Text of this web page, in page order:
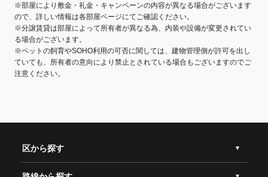
※部屋により敷金・礼金・キャンペーンの内容が異なる場合がございます
ので、詳しい情報は各部屋ページにてご確認ください。
※分譲賃貸は部屋によって所有者が異なる為、内装や設備が変更されてい
る場合がございます。
※ペットの飼育やSOHO利用の可否に関しては、建物管理側が許可を出し
ていても、所有者の意向により禁止とされている場合もございますのでご
注意ください。
区から探す